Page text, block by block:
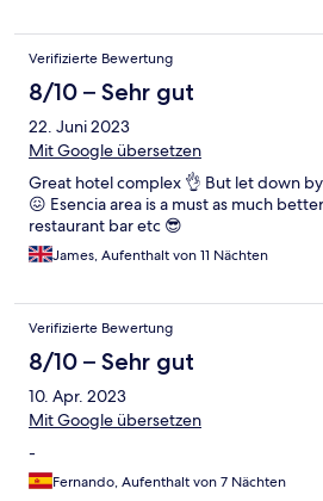
Verifizierte Bewertung
8/10 – Sehr gut
22. Juni 2023
Mit Google übersetzen
Great hotel complex 👌 But let down
😖 Esencia area is a must as much
restaurant bar etc 😎
James, Aufenthalt von 11 Nächten
Verifizierte Bewertung
8/10 – Sehr gut
10. Apr. 2023
Mit Google übersetzen
-
Fernando, Aufenthalt von 7 Nächten